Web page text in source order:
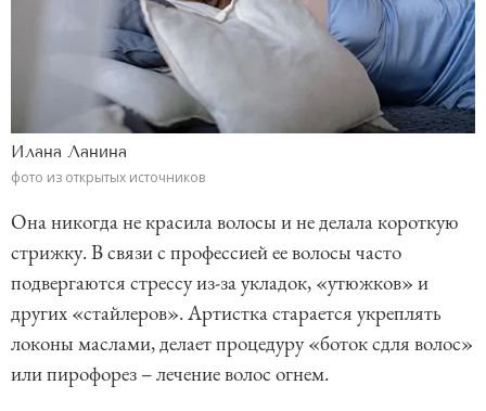
Илана Ланина
фото из открытых источников
Она никогда не красила волосы и не делала короткую
стрижку. В связи с профессией ее волосы часто
подвергаются стрессу из-за укладок, «утюжков» и
других «стайлеров». Артистка старается укреплять
локоны маслами, делает процедуру «боток сдля волос»
или пирофорез – лечение волос огнем.